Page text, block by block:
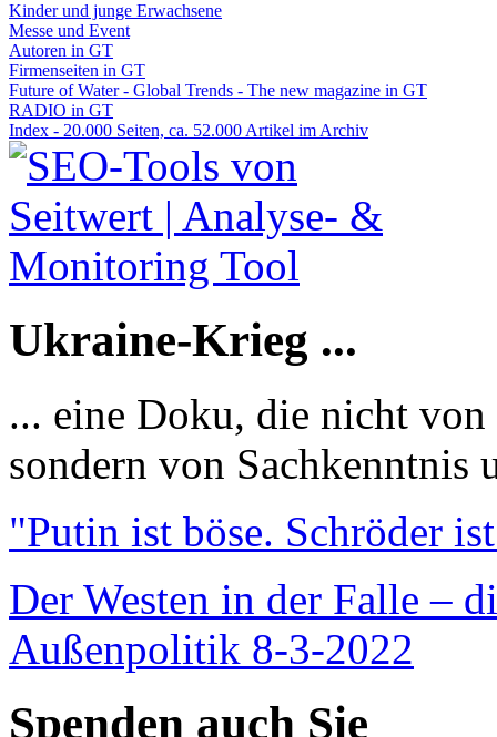
Kinder und junge Erwachsene
Messe und Event
Autoren in GT
Firmenseiten in GT
Future of Water - Global Trends - The new magazine in GT
RADIO in GT
Index - 20.000 Seiten, ca. 52.000 Artikel im Archiv
Ukraine-Krieg ...
... eine Doku, die nicht
sondern von Sachkenntnis
"Putin ist böse. Schröder
Der Westen in der Falle –
Außenpolitik 8-3-2022
Spenden auch Sie